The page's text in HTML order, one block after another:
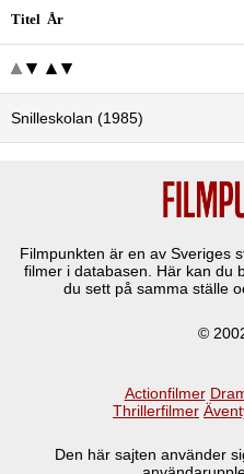
Titel År
Snilleskolan (1985)
Filmpunkten är en av Sveriges
filmer i databasen. Här kan du
du sett på samma ställe
©
Actionfilmer
Thrillerfilmer
Den här sajten använder